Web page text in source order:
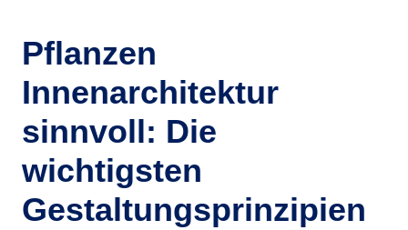
Pflanzen
Innenarchitektur
sinnvoll: Die
wichtigsten
Gestaltungsprinzipien